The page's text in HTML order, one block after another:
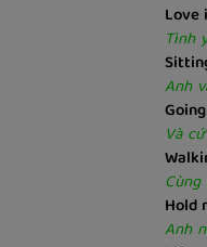
Love
Tình
Anh
Và
Hold
Anh